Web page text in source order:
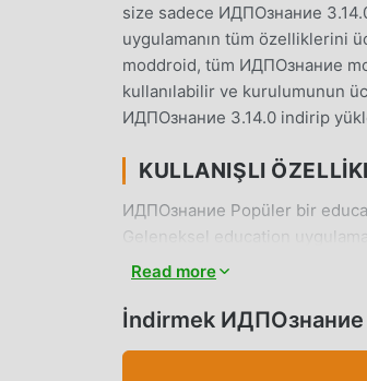
size sadece ИДПОзнание
uygulamanın tüm özelliklerini
moddroid, tüm ИДПОзнание
kullanılabilir ve kurulumunun
ИДПОзнание 3.14.0 indirip
KULLANIŞLI
ИДПОзнание Popüler bir
Geleneksel education
işlevler sağlar. Sadece
bulunmaları, uygulamada
Read more
İndirmek ИДПОзнание